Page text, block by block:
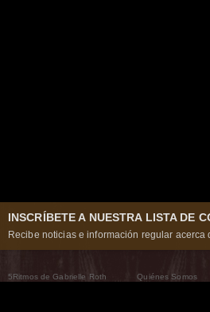
INSCRÍBETE A NUESTRA LISTA DE
Recibe noticias e información regular
5Ritmos de Gabrielle Roth
Quiénes Somos